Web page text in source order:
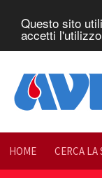
Questo sito
accetti
HOME CERCA LA